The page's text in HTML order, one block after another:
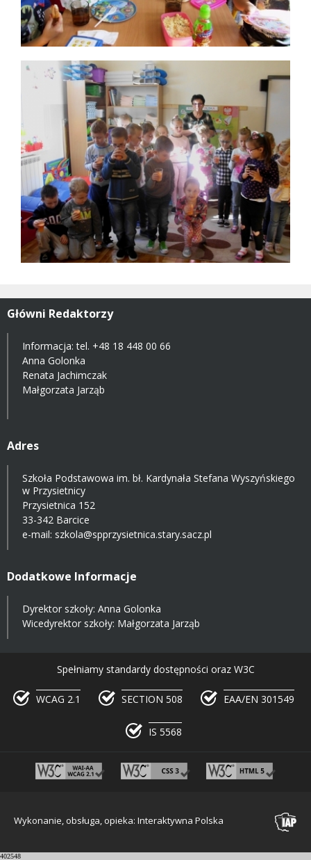
Główni Redaktorzy
Informacja: tel. +48 18 448 00 66
Anna Golonka
Renata Jachimczak
Małgorzata Jarząb
Adres
Szkoła Podstawowa im. bł. Kardynała Stefana Wyszyńskiego
w Przysietnicy
Przysietnica 152
33-342 Barcice
e-mail: szkola@spprzysietnica.stary.sacz.pl
Dodatkowe Informacje
Dyrektor szkoły: Anna Golonka
Wicedyrektor szkoły: Małgorzata Jarząb
Spełniamy standardy dostępności oraz W3C
WCAG 2.1 SECTION 508 EAA/EN 301549
IS 5568
Wykonanie, obsługa, opieka: Interaktywna Polska
402548